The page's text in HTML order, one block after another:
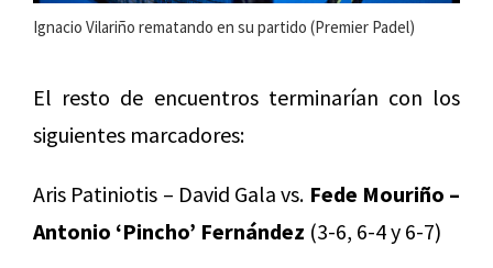
Ignacio Vilariño rematando en su partido (Premier Padel)
El resto de encuentros terminarían con los
siguientes marcadores:
Aris Patiniotis – David Gala vs. Fede Mouriño –
Antonio ‘Pincho’ Fernández (3-6, 6-4 y 6-7)